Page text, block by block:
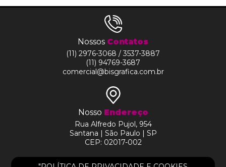
HOME
Nossos Contatos
(11) 2976-3068 / 3537-3887
(11) 94769-3687
comercial@bisgrafica.com.br
Nosso Endereço
Rua Alfredo Pujol, 954
Santana | São Paulo | SP
CEP: 02017-002